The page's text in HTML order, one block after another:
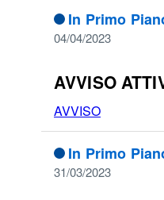
In Primo
04/04/2023
AVVISO
AVVISO
In Primo
31/03/2023